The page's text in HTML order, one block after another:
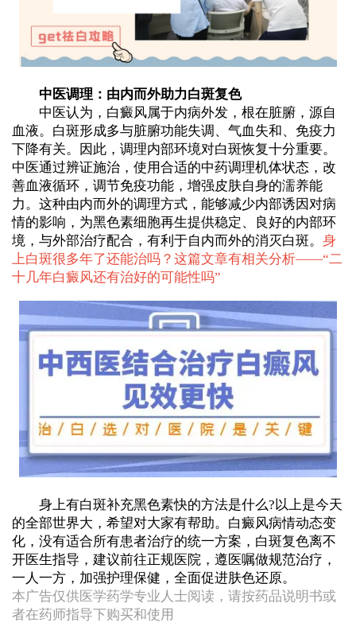
中医调理：由内而外助力白斑复色
中医认为，白癜风属于内病外发，根在脏腑，源自
血液。白斑形成多与脏腑功能失调、气血失和、免疫力
下降有关。因此，调理内部环境对白斑恢复十分重要。
中医通过辨证施治，使用合适的中药调理机体状态，改
善血液循环，调节免疫功能，增强皮肤自身的濡养能
力。这种由内而外的调理方式，能够减少内部诱因对病
情的影响，为黑色素细胞再生提供稳定、良好的内部环
境，与外部治疗配合，有利于自内而外的消灭白斑。 身
上白斑很多年了还能治吗？这篇文章有相关分析——“二
十几年白癜风还有治好的可能性吗”
身上有白斑补充黑色素快的方法是什么?以上是今天
的全部世界大，希望对大家有帮助。白癜风病情动态变
化，没有适合所有患者治疗的统一方案，白斑复色离不
开医生指导，建议前往正规医院，遵医嘱做规范治疗，
一人一方，加强护理保健，全面促进肤色还原。
本广告仅供医学药学专业人士阅读，请按药品说明书或
者在药师指导下购买和使用